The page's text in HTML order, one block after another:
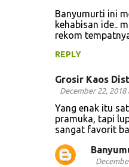
Banyumurti ini
kehabisan ide..
rekom
REPLY
Grosir Kaos
December 22, 2018
Yang enak itu
pramuka, tapi
sangat favorit